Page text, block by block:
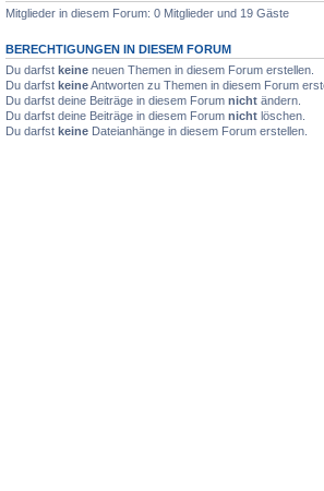
Mitglieder in diesem Forum: 0 Mitglieder und 19 Gäste
BERECHTIGUNGEN IN DIESEM FORUM
Du darfst keine neuen Themen in diesem Forum erstellen.
Du darfst keineAntworten zu Themen in diesem Forum
Du darfst deine Beiträge in diesem Forum nicht ändern.
Du darfst deine Beiträge in diesem Forum nicht löschen.
Du darfst keine Dateianhänge in diesem Forum erstellen.